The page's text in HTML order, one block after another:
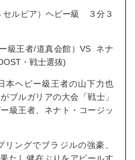
セルビア）ヘビー級 ３分３
級王者/道真会館）VS ネナ
・戦士選抜)
本ヘビー級王者の山下力也
ブルガリアの大会「戦士」
級王者、ネナト・コージッ
ングでブラジルの強豪、